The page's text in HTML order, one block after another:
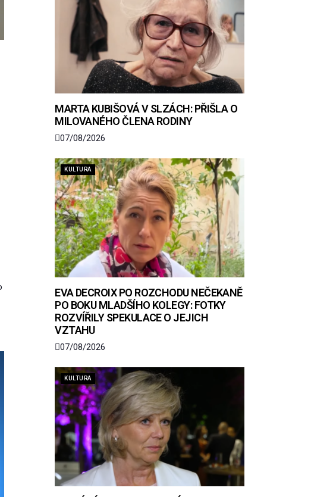
MARTA KUBIŠOVÁ V SLZÁCH: PŘIŠLA O
MILOVANÉHO ČLENA RODINY
07/08/2026
KULTURA
EVA DECROIX PO ROZCHODU NEČEKANĚ
PO BOKU MLADŠÍHO KOLEGY: FOTKY
ROZVÍŘILY SPEKULACE O JEJICH
VZTAHU
07/08/2026
KULTURA